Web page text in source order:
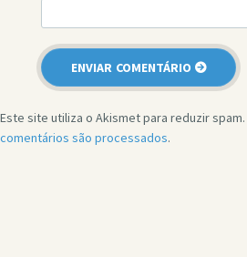
Este site utiliza o Akismet para reduzir spam.
comentários são processados.